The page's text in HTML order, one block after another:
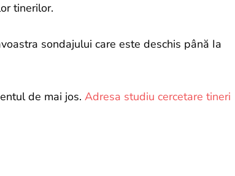
tinerilor.
sondajului care este deschis până Ia
de mai jos. Adresa studiu cercetare tineri